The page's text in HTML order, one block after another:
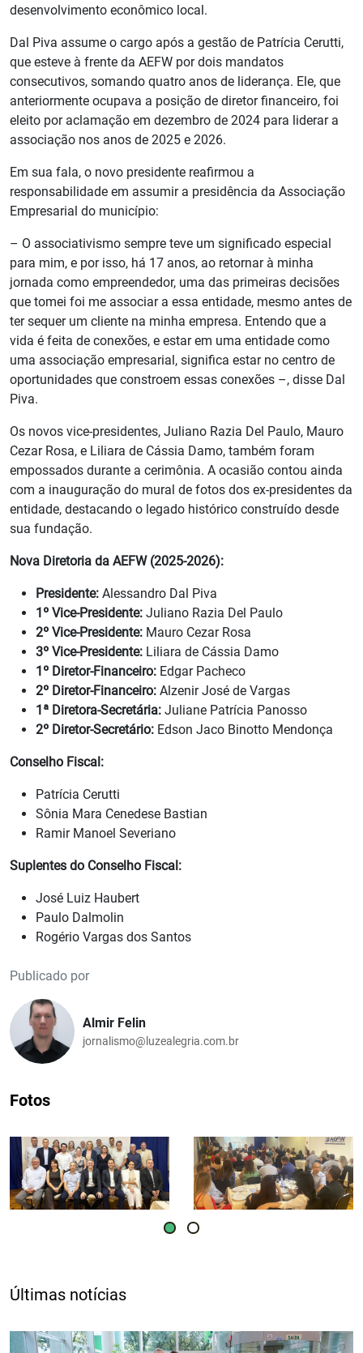
desenvolvimento econômico local.
Dal Piva assume o cargo após a gestão de Patrícia Cerutti,
que esteve à frente da AEFW por dois mandatos
consecutivos, somando quatro anos de liderança. Ele, que
anteriormente ocupava a posição de diretor financeiro, foi
eleito por aclamação em dezembro de 2024 para liderar a
associação nos anos de 2025 e 2026.
Em sua fala, o novo presidente reafirmou a
responsabilidade em assumir a presidência da Associação
Empresarial do município:
– O associativismo sempre teve um significado especial
para mim, e por isso, há 17 anos, ao retornar à minha
jornada como empreendedor, uma das primeiras decisões
que tomei foi me associar a essa entidade, mesmo antes de
ter sequer um cliente na minha empresa. Entendo que a
vida é feita de conexões, e estar em uma entidade como
uma associação empresarial, significa estar no centro de
oportunidades que constroem essas conexões –, disse Dal
Piva.
Os novos vice-presidentes, Juliano Razia Del Paulo, Mauro
Cezar Rosa, e Liliara de Cássia Damo, também foram
empossados durante a cerimônia. A ocasião contou ainda
com a inauguração do mural de fotos dos ex-presidentes da
entidade, destacando o legado histórico construído desde
sua fundação.
Nova Diretoria da AEFW (2025-2026):
Presidente: Alessandro Dal Piva
1º Vice-Presidente: Juliano Razia Del Paulo
2º Vice-Presidente: Mauro Cezar Rosa
3º Vice-Presidente: Liliara de Cássia Damo
1º Diretor-Financeiro: Edgar Pacheco
2º Diretor-Financeiro: Alzenir José de Vargas
1ª Diretora-Secretária: Juliane Patrícia Panosso
2º Diretor-Secretário: Edson Jaco Binotto Mendonça
Conselho Fiscal:
Patrícia Cerutti
Sônia Mara Cenedese Bastian
Ramir Manoel Severiano
Suplentes do Conselho Fiscal:
José Luiz Haubert
Paulo Dalmolin
Rogério Vargas dos Santos
Publicado por
Almir Felin
jornalismo@luzealegria.com.br
Fotos
Últimas notícias